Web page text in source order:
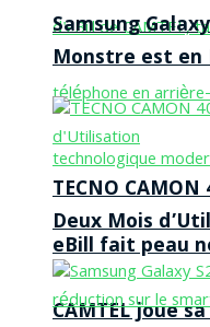
eBill fait peau
CAMTEL joue
Samsung
Monstre est en
TECNO
Deux Mois